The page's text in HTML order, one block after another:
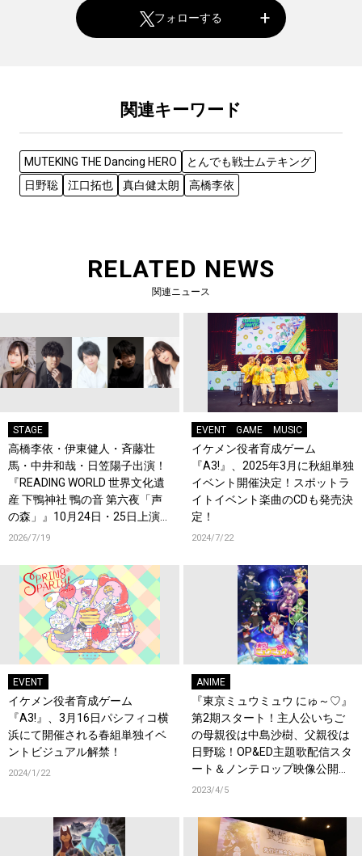
フォローする
関連キーワード
MUTEKING THE Dancing HERO
とんでも戦士ムテキング
日野聡
江口拓也 真白健太朗 高橋李依
RELATED NEWS
関連ニュース
STAGE
高橋李依・伊東健人・斉藤壮
馬・中井和哉・日笠陽子出演！
『READING WORLD 世界文化遺
産 下鴨神社 鴨の音 第六夜「声
の森」』10月24日・25日上演
決定！
2026/7/19
EVENT GAME MUSIC
イケメン役者育成ゲーム
『A3!』、2025年3月に秋組単独
イベント開催決定！スポットラ
イトイベント楽曲のCDも発売決
定！
2024/7/22
EVENT
イケメン役者育成ゲーム
『A3!』、3月16日パシフィコ横
浜にて開催される春組単独イベ
ントビジュアル解禁！
2024/1/22
ANIME
『東京ミュウミュウ にゅ～♡』
第2期スタート！主人公いちご
の母親役は中島沙樹、父親役は
日野聡！OP&ED主題歌配信スタ
ート＆ノンテロップ映像公開！
BD＆DVD情報も解禁！
2023/4/5